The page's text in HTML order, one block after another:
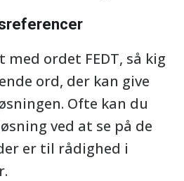
ordet FEDT, så kig
ord, der kan give
Ofte kan du
ved at se på de
er til rådighed i